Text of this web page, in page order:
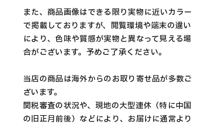
また、商品画像はできる限り実物に近いカラー
で掲載しておりますが、閲覧環境や端末の違い
により、色味や質感が実物と異なって見える場
合がございます。予めご了承ください。
当店の商品は海外からのお取り寄せ品が多数ご
ざいます。
関税審査の状況や、現地の大型連休（特に中国
の旧正月前後）などにより、お届けに通常より